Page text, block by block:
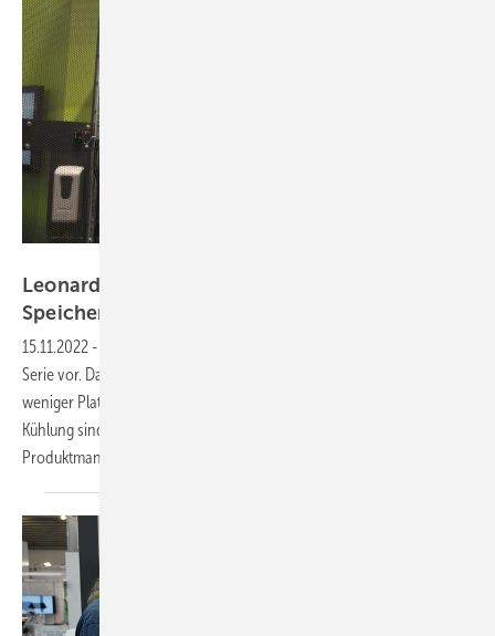
Leonard Friese von Tesvolt: Die neue
Speicherserie E für Industrie und
15.11.2022 -
Serie vor. Dank der hohen Energiedichte benötigt das System noch
weniger Platz, sinken die Kosten pro Kilowattstunde. Mit aktiver
Kühlung sind mehr als zwei Ladezyklen am Tag möglich, erklärt
Produktmanager Leonard Friese im Video der PV Guided